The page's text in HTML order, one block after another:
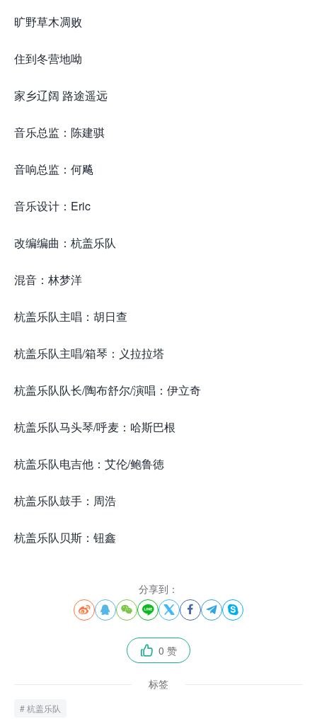
旷野草木凋败
住到冬营地呦
家乡辽阔 路途遥远
音乐总监：陈建骐
音响总监：何飚
音乐设计：Eric
改编编曲：杭盖乐队
混音：林梦洋
杭盖乐队主唱：胡日查
杭盖乐队主唱/箱琴：义拉拉塔
杭盖乐队队长/陶布舒尔/演唱：伊立奇
杭盖乐队马头琴/呼麦：哈斯巴根
杭盖乐队电吉他：艾伦/鲍鲁徳
杭盖乐队鼓手：周浩
杭盖乐队贝斯：钮鑫
分享到：
       
 0 赞
标签
杭盖乐队